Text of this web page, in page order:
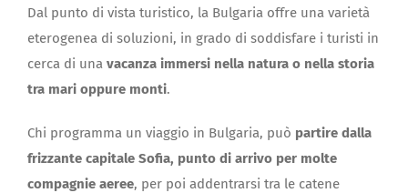
Dal punto di vista turistico, la Bulgaria offre una varietà
eterogenea di soluzioni, in grado di soddisfare i turisti in
cerca di una vacanza immersi nella natura o nella storia
tra mari oppure monti.
Chi programma un viaggio in Bulgaria, può partire dalla
frizzante capitale Sofia, punto di arrivo per molte
compagnie aeree, per poi addentrarsi tra le catene